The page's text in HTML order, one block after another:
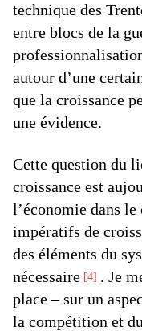
technique des
entre blocs de la
autour d’une
que la croissance
une évidence.
Cette question du
croissance est
l’économie dans le
impératifs de
des éléments du
nécessaire 4
. Je
place – sur un
la compétition et